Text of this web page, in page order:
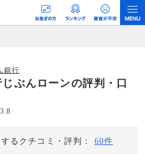
るという収益モデルです。 ただし、特定の
編集部の調査／ユーザーへの口コミ収集な
を行っています。
銀行
ぶんローンの評判・口
3.8
るクチコミ・評判： 60件